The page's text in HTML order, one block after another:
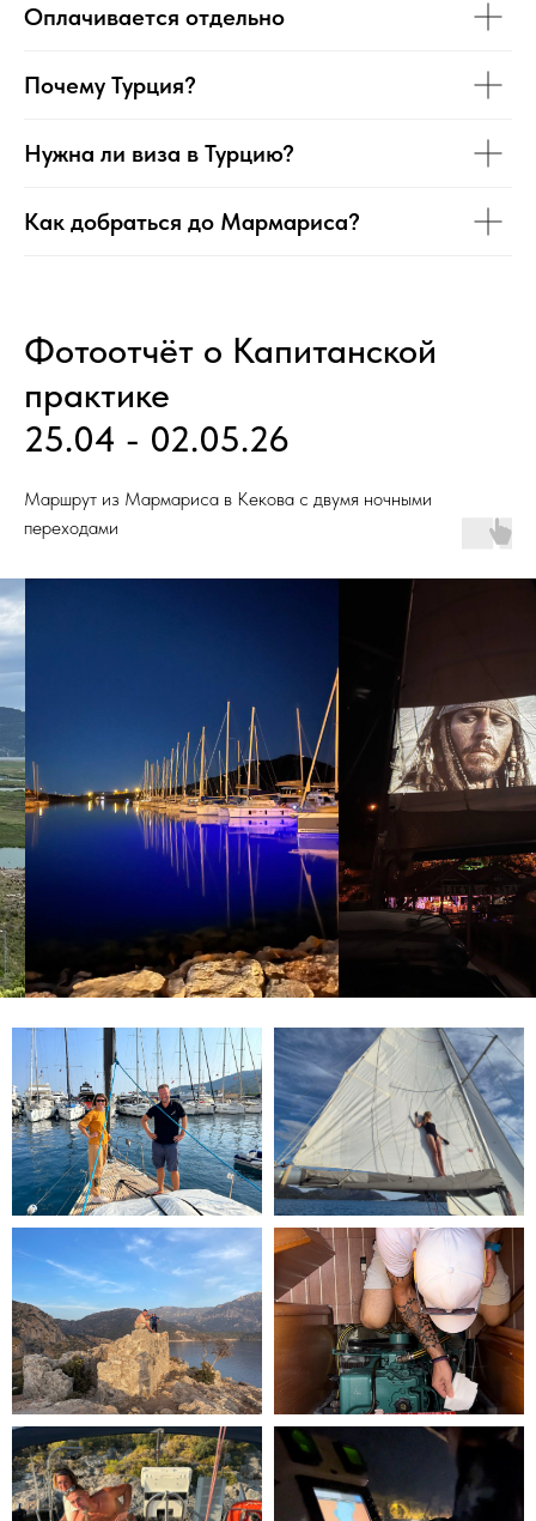
Оплачивается отдельно
Почему Турция?
Нужна ли виза в Турцию?
Как добраться до Мармариса?
Фотоотчёт о Капитанской
практике
25.04 - 02.05.26
Маршрут из Мармариса в Кекова с двумя ночными
переходами